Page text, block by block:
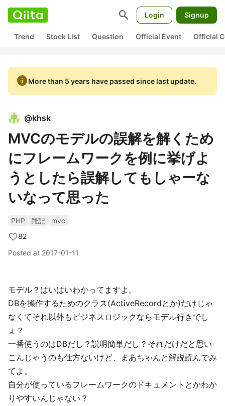
search Login Signup
Trend Stock List Question Official Event Official
infoMore than 5 years have passed since last update.
@khsk
MVCのモデルの誤解を解くため
にフレームワークを例に挙げよ
うとしたら誤解してもしゃーな
いなって思った
PHP 雑記
mvc
82
Posted at 2017-01-11
モデル？はいはいわかってますよ。
DBを操作するためのクラス(ActiveRecordとか)だけじゃ
なくてそれ以外もビジネスロジックならモデル行きでし
ょ？
一番使うのはDBだし？説明簡単だし？それだけだと思い
こんじゃうのも仕方ないけど、まあちゃんと解説読んでみ
てよ。
自分が使っているフレームワークのドキュメントとかわか
りやすいんじゃない？